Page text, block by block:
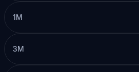
1M
3M